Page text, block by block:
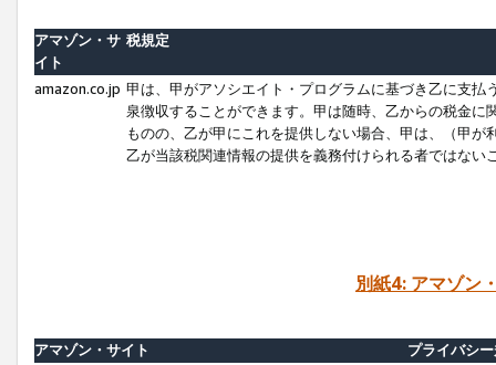
アマゾン・サ
イト
税規定
amazon.co.jp 甲は、甲がアソシエイト・プログラムに基づき乙に支
泉徴収することができます。甲は随時、乙からの税金
ものの、乙が甲にこれを提供しない場合、甲は、（甲
乙が当該税関連情報の提供を義務付けられる者ではな
別紙4: アマゾン
アマゾン・サイト
プライバシ